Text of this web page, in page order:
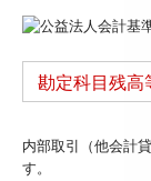
勘定科目残高
内部取引（他会計
す。